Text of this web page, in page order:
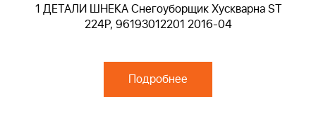
1 ДЕТАЛИ ШНЕКА Снегоуборщик Хускварна ST
224P, 96193012201 2016-04
Подробнее